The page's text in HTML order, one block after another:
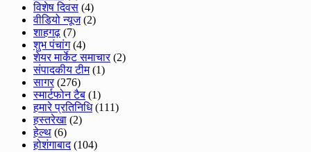
विशेष दिवस (4)
वीडियो न्यूज(2)
शाहगढ़ (7)
शुभ पंचांग(4)
शेयर मार्केट समाचार(2)
संपादकीय टीम(1)
सागर(276)
स्मार्टफोन टैब (1)
हमारे प्रतिनिधि(111)
हस्तरेखा (2)
हेल्थ (6)
होशंगाबाद(104)